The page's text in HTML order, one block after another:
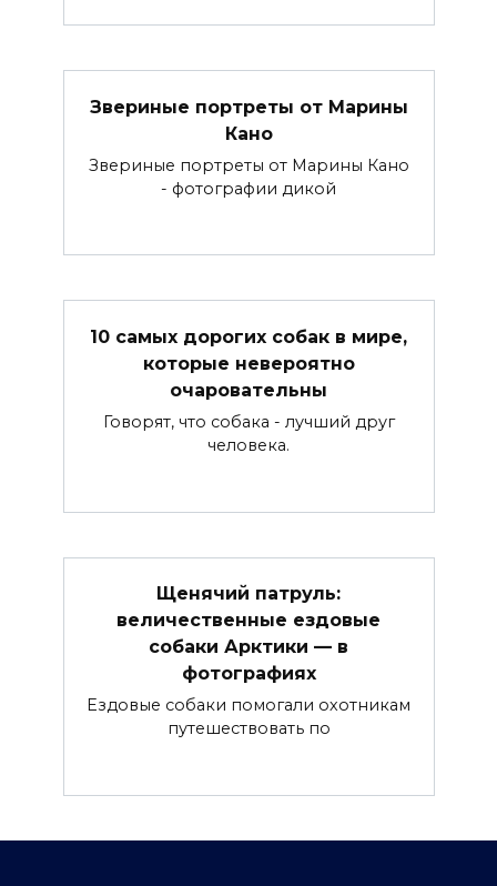
Звериные портреты от Марины
Кано
Звериные портреты от Марины Кано
- фотографии дикой
10 самых дорогих собак в мире,
которые невероятно
очаровательны
Говорят, что собака - лучший друг
человека.
Щенячий патруль:
величественные ездовые
собаки Арктики — в
фотографиях
Ездовые собаки помогали охотникам
путешествовать по